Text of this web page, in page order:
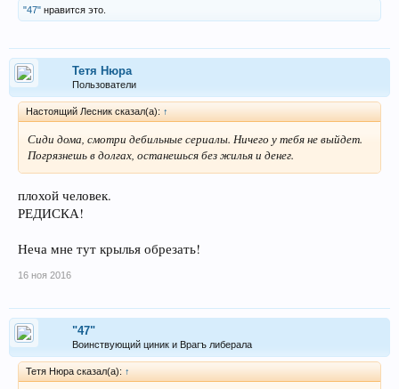
"47" нравится это.
Тетя Нюра
Пользователи
Настоящий Лесник сказал(а): ↑
Сиди дома, смотри дебильные сериалы. Ничего у тебя не выйдет.
Погрязнешь в долгах, останешься без жилья и денег.
плохой человек.
РЕДИСКА!
Неча мне тут крылья обрезать!
16 ноя 2016
"47"
Воинствующий циник и Врагъ либерала
Тетя Нюра сказал(а): ↑